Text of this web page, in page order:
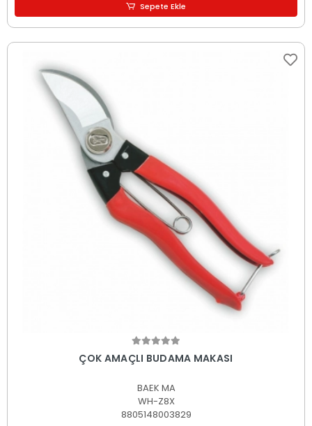
Sepete Ekle
Sepete Ekle
ÇOK AMAÇLI BUDAMA MAKASI
BAEK MA
WH-Z8X
8805148003829